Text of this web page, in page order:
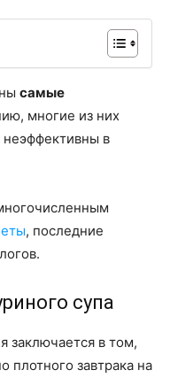
самые
многие из них
в
, последние
супа
заключается в том,
плотного завтрака на